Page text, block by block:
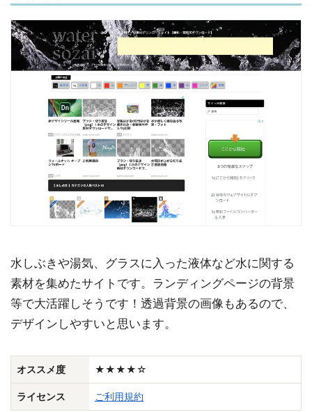
水しぶきや湯気、グラスに入った液体など水に関する
素材を集めたサイトです。ランディングページの背景
等で大活躍しそうです！透過背景の画像もあるので、
デザインしやすいと思います。
オススメ度 ★★★★☆
ライセンス ご利用規約